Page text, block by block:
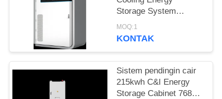
Storage System
Cabinet untuk Pusat
Data Back up
MOQ:1
KONTAK
Sistem pendingin cair
215kwh C&I Energy
Storage Cabinet 768V